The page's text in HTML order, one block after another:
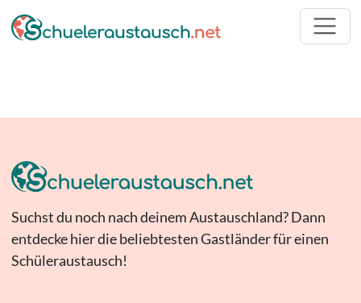
Suchst du noch nach deinem Austauschland? Dann
entdecke hier die beliebtesten Gastländer für einen
Schüleraustausch!